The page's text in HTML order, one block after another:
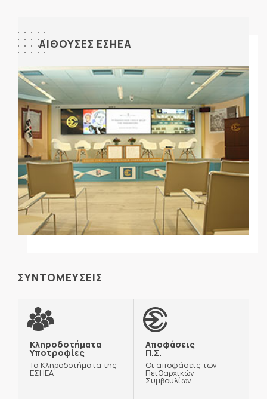
ΑΙΘΟΥΣΕΣ ΕΣΗΕΑ
ΣΥΝΤΟΜΕΥΣΕΙΣ
Κληροδοτήματα
Υποτροφίες
Τα Κληροδοτήματα της
ΕΣΗΕΑ
Αποφάσεις
Π.Σ.
Οι αποφάσεις των
Πειθαρχικών
Συμβουλίων